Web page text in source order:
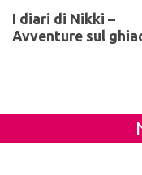
I diari di Nikki –
Avventure sul